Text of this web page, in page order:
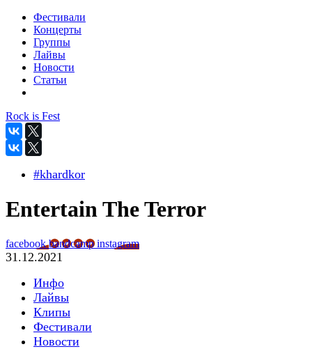
Фестивали
Концерты
Группы
Лайвы
Новости
Статьи
Rock is Fest
#khardkor
Entertain The Terror
facebookbandcampinstagram
31.12.2021
Инфо
Лайвы
Клипы
Фестивали
Новости